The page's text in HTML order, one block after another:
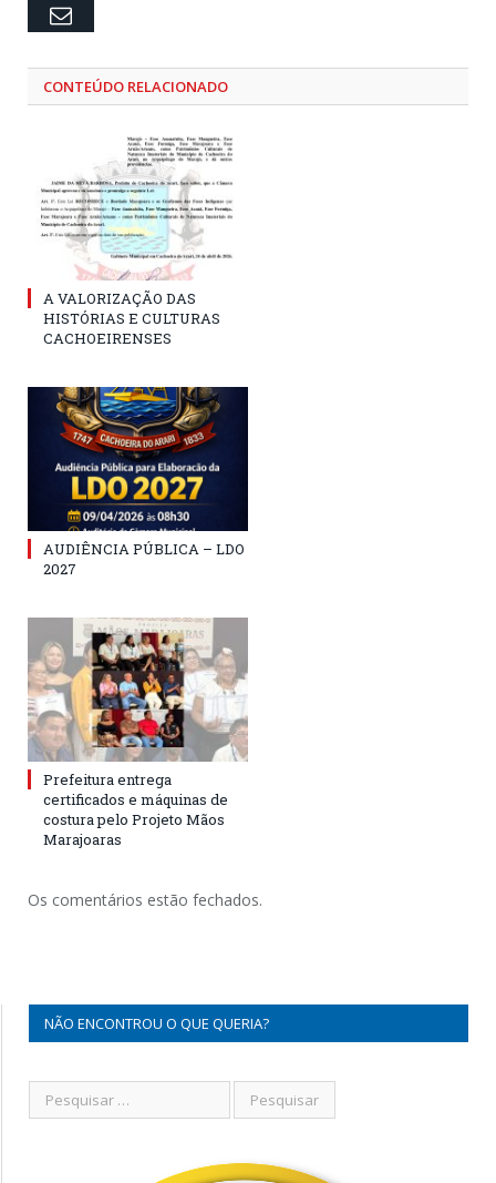
Email
CONTEÚDO RELACIONADO
A VALORIZAÇÃO DAS
HISTÓRIAS E CULTURAS
CACHOEIRENSES
AUDIÊNCIA PÚBLICA – LDO
2027
Prefeitura entrega
certificados e máquinas de
costura pelo Projeto Mãos
Marajoaras
Os comentários estão fechados.
NÃO ENCONTROU O QUE QUERIA?